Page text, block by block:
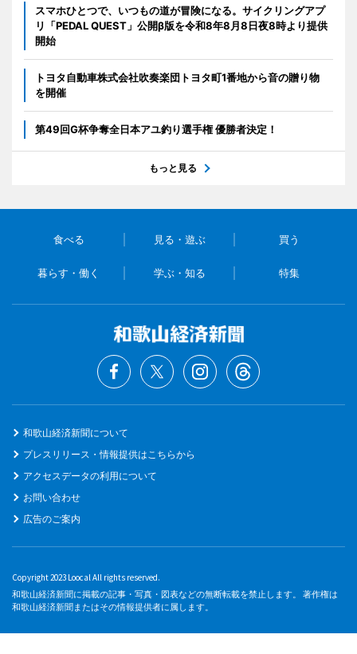
スマホひとつで、いつもの道が冒険になる。サイクリングアプ
リ「PEDAL QUEST」公開β版を令和8年8月8日夜8時より提供
開始
トヨタ自動車株式会社吹奏楽団トヨタ町1番地から音の贈り物
を開催
第49回G杯争奪全日本アユ釣り選手権 優勝者決定！
もっと見る
食べる 見る・遊ぶ 買う
暮らす・働く 学ぶ・知る 特集
和歌山経済新聞について
プレスリリース・情報提供はこちらから
アクセスデータの利用について
お問い合わせ
広告のご案内
Copyright 2023 Loocal All rights reserved.
和歌山経済新聞に掲載の記事・写真・図表などの無断転載を禁止します。 著作権は
和歌山経済新聞またはその情報提供者に属します。